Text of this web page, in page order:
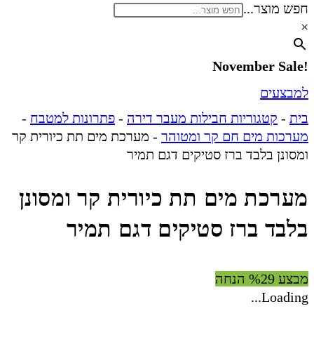
חפש מוצר...
×
!November Sale
למבצעים
בית - קטגוריות חבילות מעבר דירה - פתרונות למטבח -
מערכות מים חם קר ומטוהר - מערכת מים תת כיורית קר
ומסונן בלבד ברז סטיקים דגם תמיר
מערכת מים תת כיורית קר ומסונן
בלבד ברז סטיקים דגם תמיר
מבצע %29 הנחה
Loading...